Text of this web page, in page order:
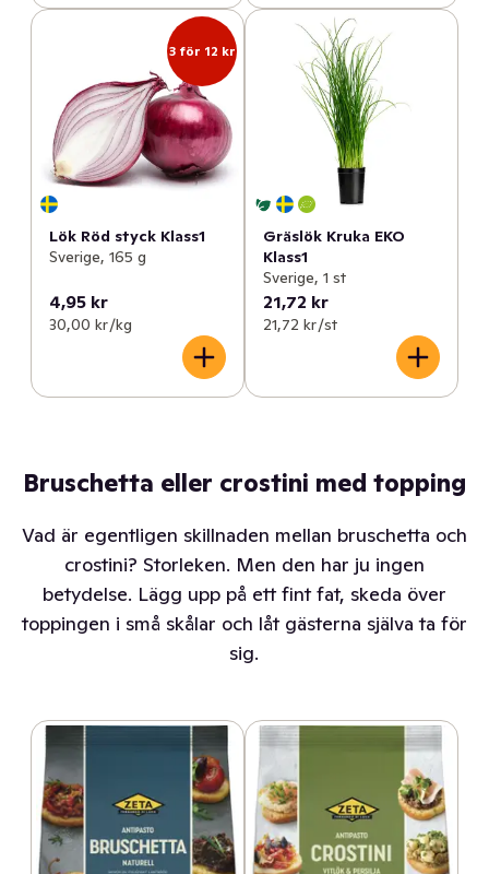
3 för 12 kr
Lök Röd styck Klass1
Sverige, 165 g
4,95 kr
30,00 kr /kg
Gräslök Kruka EKO
Klass1
Sverige, 1 st
21,72 kr
21,72 kr /st
Bruschetta eller crostini med topping
Vad är egentligen skillnaden mellan bruschetta och
crostini? Storleken. Men den har ju ingen
betydelse. Lägg upp på ett fint fat, skeda över
toppingen i små skålar och låt gästerna själva ta för
sig.